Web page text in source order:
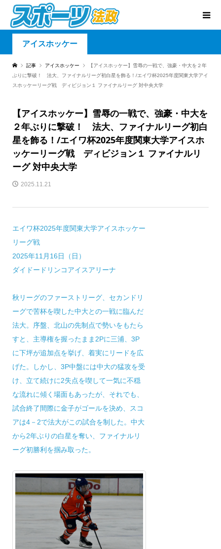
アイスホッケー
記事 アイスホッケー
【アイスホッケー】雪辱の一戦で、強豪・中大を２年
ぶりに撃破！ 法大、ファイナルリーグ初白星を飾る！/エイワ杯2025年度関東大学アイ
スホッケーリーグ戦 ディビジョン１ ファイナルリーグ 対中央大学
【アイスホッケー】雪辱の一戦で、強豪・中大を
２年ぶりに撃破！ 法大、ファイナルリーグ初白
星を飾る！/エイワ杯2025年度関東大学アイスホ
ッケーリーグ戦 ディビジョン１ ファイナルリ
ーグ 対中央大学
2025.11.21
エイワ杯2025年度関東大学アイスホッケー
リーグ戦
2025年11月16日（日）
ダイドードリンコアイスアリーナ
秋リーグのファーストリーグ、セカンドリ
ーグで苦杯を喫した中大との一戦に臨んだ
法大。序盤、北山の先制点で勢いをもたら
すと、主導権を握ったまま2Pに三浦、3P
に下坪が追加点を挙げ、着実にリードを広
げた。しかし、3P中盤には中大の猛攻を受
け、立て続けに2失点を喫して一気に不穏
な流れに傾く場面もあったが、それでも、
試合終了間際に金子がゴールを決め、スコ
アは4－2で法大がこの試合を制した。中大
から2年ぶりの白星を奪い、ファイナルリ
ーグ初勝利を掴み取った。